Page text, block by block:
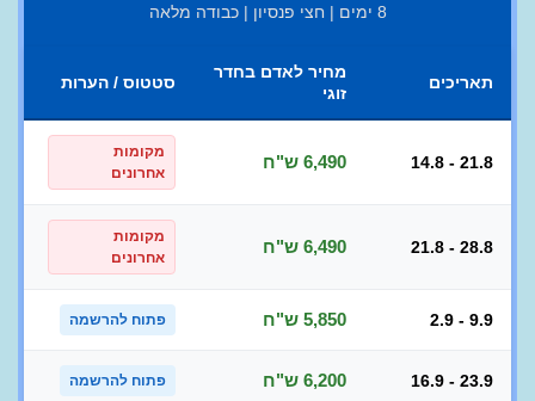
8 ימים | חצי פנסיון | כבודה מלאה
תאריכים
מחיר לאדם בחדר
זוגי
סטטוס / הערות
14.8 - 21.8 6,490 ש"ח
מקומות
אחרונים
21.8 - 28.8 6,490 ש"ח
מקומות
אחרונים
2.9 - 9.9 5,850 ש"ח פתוח להרשמה
16.9 - 23.9 6,200 ש"ח פתוח להרשמה